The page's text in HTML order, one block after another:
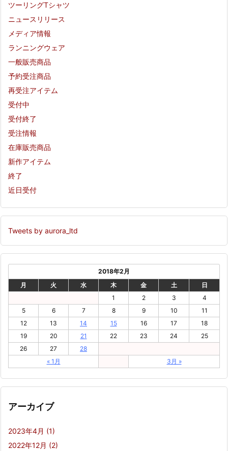
ツーリングTシャツ
ニュースリリース
メディア情報
ランニングウェア
一般販売商品
予約受注商品
再受注アイテム
受付中
受付終了
受注情報
在庫販売商品
新作アイテム
終了
近日受付
Tweets by aurora_ltd
2018年2月
月
火 水 木 金 土 日
« 1月 3月 »
1 2 3
4
5
6 7 8 9 10
11
12
13 14 15 16 17
18
19
20 21 22 23 24
25
26
27 28
アーカイブ
2023年4月 (1)
2022年12月 (2)